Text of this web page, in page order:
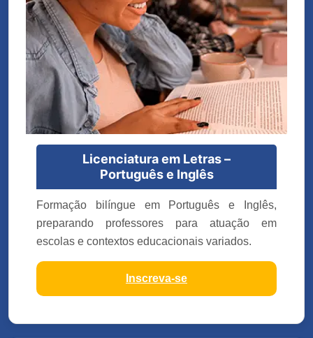
Licenciatura em Letras –
Português e Inglês
Formação bilíngue em Português e Inglês,
preparando professores para atuação em
escolas e contextos educacionais variados.
Inscreva-se